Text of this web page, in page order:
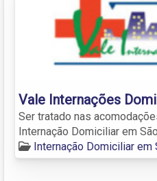
Vale Internações
Ser tratado nas
Internação Domiciliar em
Internação Domiciliar